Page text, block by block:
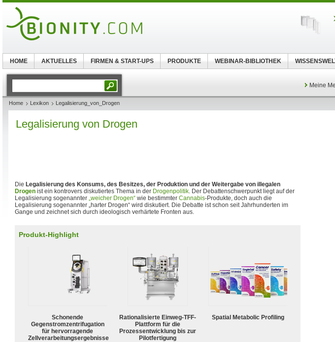
Meine
Home Lexikon Legalisierung_von_Drogen
Legalisierung von Drogen
Die Legalisierung des Konsums, des Besitzes, der Produktion und der Weitergabe von illegalen
Drogen ist ein kontrovers diskutiertes Thema in der Drogenpolitik. Der Debattenschwerpunkt liegt auf der
Legalisierung sogenannter „weicher Drogen“ wie bestimmter Cannabis-Produkte, doch auch die
Legalisierung sogenannter „harter Drogen“ wird diskutiert. Die Debatte ist schon seit Jahrhunderten im
Gange und zeichnet sich durch ideologisch verhärtete Fronten aus.
Produkt-Highlight
Schonende
Gegenstromzentrifugation
für hervorragende
Zellverarbeitungsergebnisse
Rationalisierte Einweg-TFF-
Plattform für die
Prozessentwicklung bis zur
Pilotfertigung
Spatial Metabolic Profiling
HOME AKTUELLES FIRMEN & START-UPS PRODUKTE WEBINAR-BIBLIOTHEK